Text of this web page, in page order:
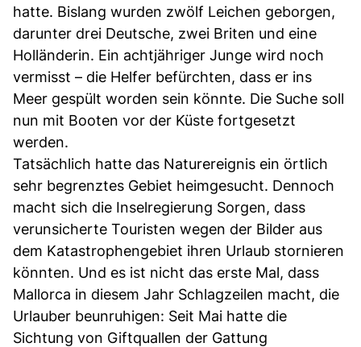
hatte. Bislang wurden zwölf Leichen geborgen,
darunter drei Deutsche, zwei Briten und eine
Holländerin. Ein achtjähriger Junge wird noch
vermisst – die Helfer befürchten, dass er ins
Meer gespült worden sein könnte. Die Suche soll
nun mit Booten vor der Küste fortgesetzt
werden.
Tatsächlich hatte das Naturereignis ein örtlich
sehr begrenztes Gebiet heimgesucht. Dennoch
macht sich die Inselregierung Sorgen, dass
verunsicherte Touristen wegen der Bilder aus
dem Katastrophengebiet ihren Urlaub stornieren
könnten. Und es ist nicht das erste Mal, dass
Mallorca in diesem Jahr Schlagzeilen macht, die
Urlauber beunruhigen: Seit Mai hatte die
Sichtung von Giftquallen der Gattung